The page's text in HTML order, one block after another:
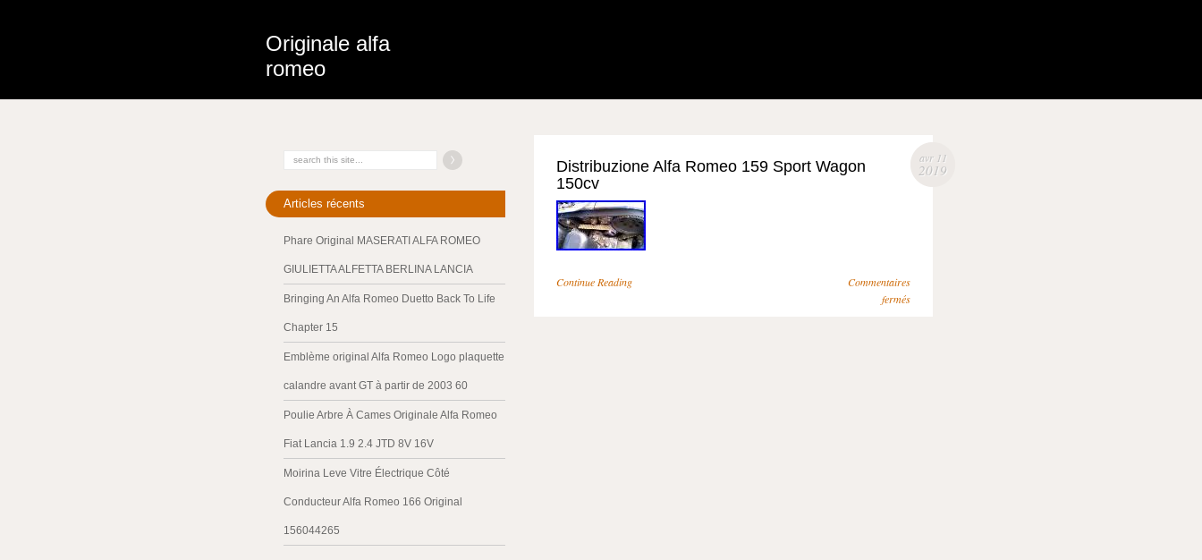
Originale alfa
romeo
avr 11
2019
Distribuzione Alfa Romeo 159 Sport Wagon
150cv
Continue Reading
Commentaires
fermés
Articles récents
Phare Original MASERATI ALFA ROMEO
GIULIETTA ALFETTA BERLINA LANCIA
Bringing An Alfa Romeo Duetto Back To Life
Chapter 15
Emblème original Alfa Romeo Logo plaquette
calandre avant GT à partir de 2003 60
Poulie Arbre À Cames Originale Alfa Romeo
Fiat Lancia 1.9 2.4 JTD 8V 16V
Moirina Leve Vitre Électrique Côté
Conducteur Alfa Romeo 166 Original
156044265